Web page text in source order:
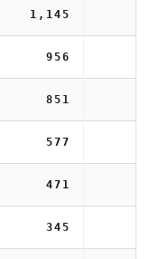
1,145
956
851
577
471
345